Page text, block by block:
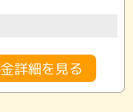
詳細を見る